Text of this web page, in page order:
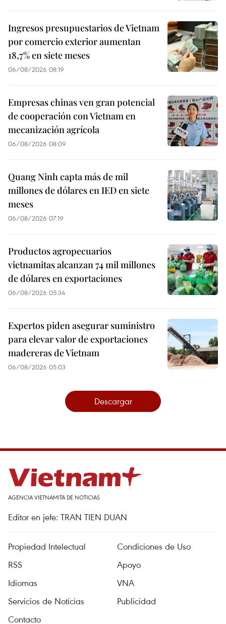
Ingresos presupuestarios de Vietnam
por comercio exterior aumentan
18,7% en siete meses
06/08/2026 08:19
Empresas chinas ven gran potencial
de cooperación con Vietnam en
mecanización agrícola
06/08/2026 08:09
Quang Ninh capta más de mil
millones de dólares en IED en siete
meses
06/08/2026 07:19
Productos agropecuarios
vietnamitas alcanzan 74 mil millones
de dólares en exportaciones
06/08/2026 05:34
Expertos piden asegurar suministro
para elevar valor de exportaciones
madereras de Vietnam
06/08/2026 05:03
Descargar
AGENCIA VIETNAMITA DE NOTICIAS
Editor en jefe: TRAN TIEN DUAN
Propiedad Intelectual
Condiciones de Uso
RSS
Apoyo
Idiomas
VNA
Servicios de Noticias
Publicidad
Contacto